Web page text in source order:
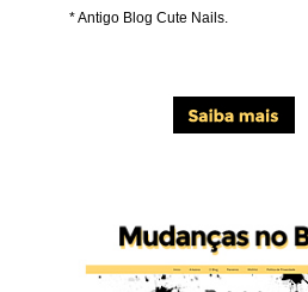
* Antigo Blog Cute Nails.